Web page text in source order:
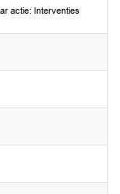
actie: Interventies